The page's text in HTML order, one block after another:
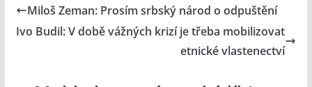
Miloš Zeman: Prosím srbský národ o odpuštění
Ivo Budil: V době vážných krizí je třeba mobilizovat
etnické vlastenectví